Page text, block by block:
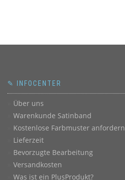
✎ INFOCENTER
Über uns
Warenkunde Satinband
Kostenlose Farbmuster anfordern
Lieferzeit
Bevorzugte Bearbeitung
Versandkosten
Was ist ein PlusProdukt?